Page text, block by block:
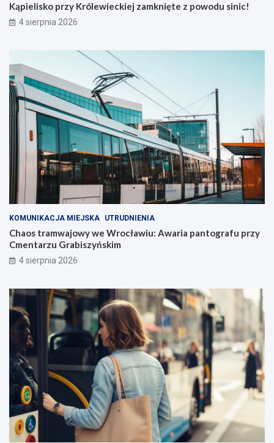
Kąpielisko przy Królewieckiej zamknięte z powodu sinic!
4 sierpnia 2026
KOMUNIKACJA MIEJSKA UTRUDNIENIA
Chaos tramwajowy we Wrocławiu: Awaria pantografu przy
Cmentarzu Grabiszyńskim
4 sierpnia 2026